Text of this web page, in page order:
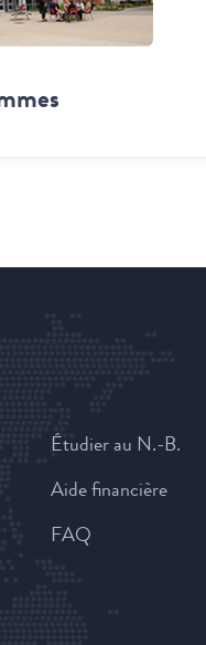
Étudier au N.-B.
Aide financière
FAQ